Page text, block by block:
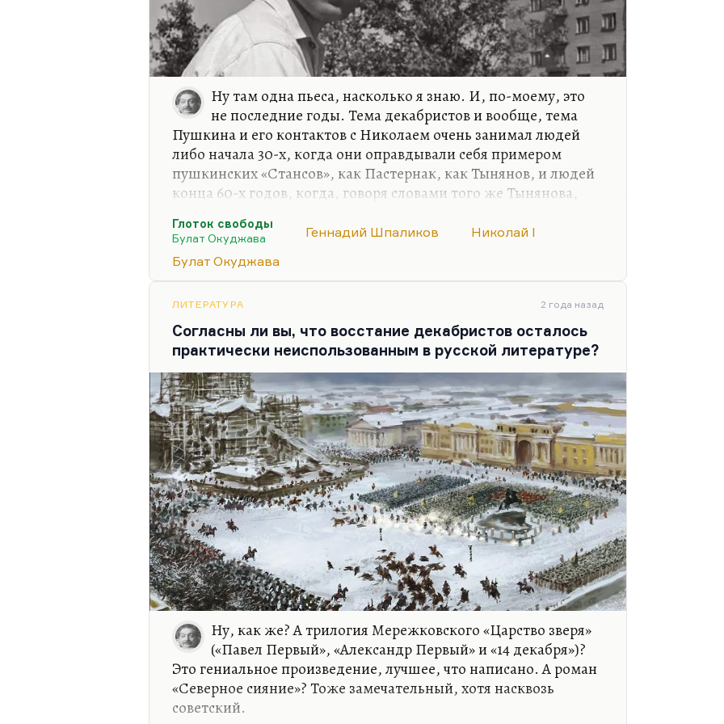
Ну там одна пьеса, насколько я знаю. И, по-моему, это
не последние годы. Тема декабристов и вообще, тема
Пушкина и его контактов с Николаем очень занимал людей
либо начала 30-х, когда они оправдывали себя примером
пушкинских «Стансов», как Пастернак, как Тынянов, и людей
конца 60-х годов, когда, говоря словами того же Тынянова,
Пушкине (8-го числа будем представлять на книжной ярмарке
его), Шпаликов с пьесой о декабристах, Окуджава с пьесой
«Глоток свободы» и с романом. Кстати говоря, пьеса, на мой
Ленинградском детском театре была шедевром безусловным.
Я не был там, а вот Елена Ефимова, наш…
Глоток свободы
Булат Окуджава
Геннадий Шпаликов
Николай I
Булат Окуджава
ЛИТЕРАТУРА 2 года назад
Согласны ли вы, что восстание декабристов осталось
практически неиспользованным в русской литературе?
Ну, как же? А трилогия Мережковского «Царство зверя»
(«Павел Первый», «Александр Первый» и «14 декабря»)?
Это гениальное произведение, лучшее, что написано. А роман
«Северное сияние»? Тоже замечательный, хотя насквозь
советский.